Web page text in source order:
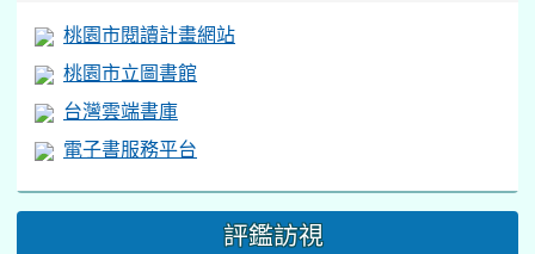
桃園市閱讀計畫網站
桃園市立圖書館
台灣雲端書庫
電子書服務平台
評鑑訪視